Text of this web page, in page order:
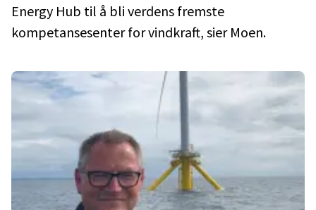
Energy Hub til å bli verdens fremste
kompetansesenter for vindkraft, sier Moen.